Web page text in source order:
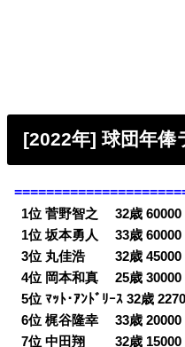
[2022年] 球団年俸
1位 菅野智之 32歳 60000
1位 坂本勇人 33歳 60000
03位 丸佳浩 32歳 45000
04位 岡本和真 25歳
05位 ﾏｯﾄ･ｱﾝﾄﾞﾘｰｽ 32歳
06位 梶谷隆幸 33歳 20000
07位 中田翔 32歳 15000